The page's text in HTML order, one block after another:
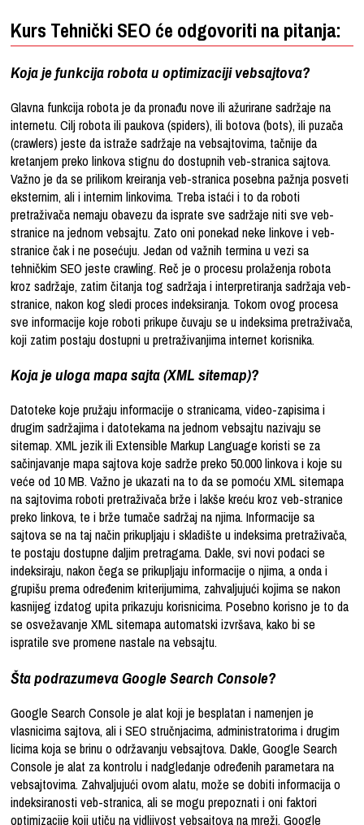
Kurs Tehnički SEO će odgovoriti na pitanja:
Koja je funkcija robota u optimizaciji vebsajtova?
Glavna funkcija robota je da pronađu nove ili ažurirane sadržaje na
internetu. Cilj robota ili paukova (spiders), ili botova (bots), ili puzača
(crawlers) jeste da istraže sadržaje na vebsajtovima, tačnije da
kretanjem preko linkova stignu do dostupnih veb-stranica sajtova.
Važno je da se prilikom kreiranja veb-stranica posebna pažnja posveti
eksternim, ali i internim linkovima. Treba istaći i to da roboti
pretraživača nemaju obavezu da isprate sve sadržaje niti sve veb-
stranice na jednom vebsajtu. Zato oni ponekad neke linkove i veb-
stranice čak i ne posećuju. Jedan od važnih termina u vezi sa
tehničkim SEO jeste crawling. Reč je o procesu prolaženja robota
kroz sadržaje, zatim čitanja tog sadržaja i interpretiranja sadržaja veb-
stranice, nakon kog sledi proces indeksiranja. Tokom ovog procesa
sve informacije koje roboti prikupe čuvaju se u indeksima pretraživača,
koji zatim postaju dostupni u pretraživanjima internet korisnika.
Koja je uloga mapa sajta (XML sitemap)?
Datoteke koje pružaju informacije o stranicama, video-zapisima i
drugim sadržajima i datotekama na jednom vebsajtu nazivaju se
sitemap. XML jezik ili Extensible Markup Language koristi se za
sačinjavanje mapa sajtova koje sadrže preko 50.000 linkova i koje su
veće od 10 MB. Važno je ukazati na to da se pomoću XML sitemapa
na sajtovima roboti pretraživača brže i lakše kreću kroz veb-stranice
preko linkova, te i brže tumače sadržaj na njima. Informacije sa
sajtova se na taj način prikupljaju i skladište u indeksima pretraživača,
te postaju dostupne daljim pretragama. Dakle, svi novi podaci se
indeksiraju, nakon čega se prikupljaju informacije o njima, a onda i
grupišu prema određenim kriterijumima, zahvaljujući kojima se nakon
kasnijeg izdatog upita prikazuju korisnicima. Posebno korisno je to da
se osvežavanje XML sitemapa automatski izvršava, kako bi se
ispratile sve promene nastale na vebsajtu.
Šta podrazumeva Google Search Console?
Google Search Console je alat koji je besplatan i namenjen je
vlasnicima sajtova, ali i SEO stručnjacima, administratorima i drugim
licima koja se brinu o održavanju vebsajtova. Dakle, Google Search
Console je alat za kontrolu i nadgledanje određenih parametara na
vebsajtovima. Zahvaljujući ovom alatu, može se dobiti informacija o
indeksiranosti veb-stranica, ali se mogu prepoznati i oni faktori
optimizacije koji utiču na vidljivost vebsajtova na mreži. Google